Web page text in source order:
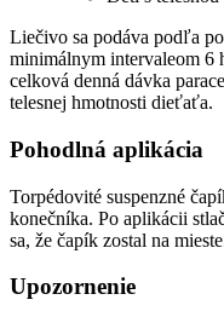
Liečivo sa podáva podľa
minimálnym intervaleom 6
celková denná dávka
telesnej hmotnosti dieťaťa.
Pohodlná aplikácia
Torpédovité suspenzné
konečníka. Po aplikácii
sa, že čapík zostal na
Upozornenie